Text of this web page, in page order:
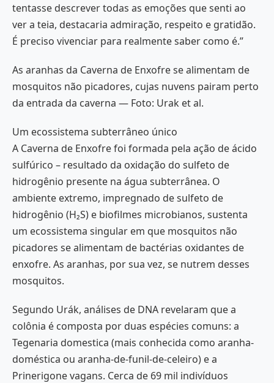
tentasse descrever todas as emoções que senti ao
ver a teia, destacaria admiração, respeito e gratidão.
É preciso vivenciar para realmente saber como é.”
As aranhas da Caverna de Enxofre se alimentam de
mosquitos não picadores, cujas nuvens pairam perto
da entrada da caverna — Foto: Urak et al.
Um ecossistema subterrâneo único
A Caverna de Enxofre foi formada pela ação de ácido
sulfúrico – resultado da oxidação do sulfeto de
hidrogênio presente na água subterrânea. O
ambiente extremo, impregnado de sulfeto de
hidrogênio (H₂S) e biofilmes microbianos, sustenta
um ecossistema singular em que mosquitos não
picadores se alimentam de bactérias oxidantes de
enxofre. As aranhas, por sua vez, se nutrem desses
mosquitos.
Segundo Urák, análises de DNA revelaram que a
colônia é composta por duas espécies comuns: a
Tegenaria domestica (mais conhecida como aranha-
doméstica ou aranha-de-funil-de-celeiro) e a
Prinerigone vagans. Cerca de 69 mil indivíduos